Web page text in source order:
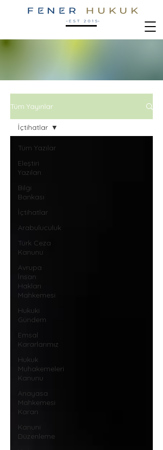
Tüm Yayınlar
Tüm Yazılar
Eleştiri
Yazıları
Bilgi
Bankası
İçtihatlar
Arabuluculuk
Türk Ceza
Kanunu
Avrupa
İnsan
Hakları
Mahkemesi
Hukuki
Gündem
Emsal
Kararlarımız
Hukuk
Muhakemeleri
Kanunu
Anayasa
Mahkemesi
Kararı
Kanuni
Düzenleme
İçtihatlar